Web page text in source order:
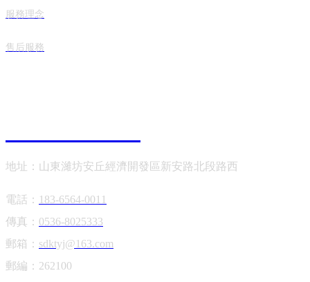
服務理念
售后服務
地址：山東濰坊安丘經濟開發區新安路北段路西
電話： 183-6564-0011
傳真： 0536-8025333
郵箱： sdktyj@163.com
郵編：262100